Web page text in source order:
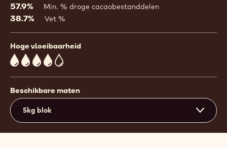
window)
57.9% Min. % droge cacaobestanddelen
38.7% Vet %
Hoge vloeibaarheid
4
Beschikbare maten
5kg blok